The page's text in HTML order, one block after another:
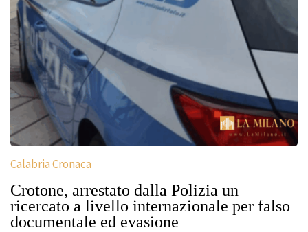
Calabria Cronaca
Crotone, arrestato dalla Polizia un
ricercato a livello internazionale per falso
documentale ed evasione